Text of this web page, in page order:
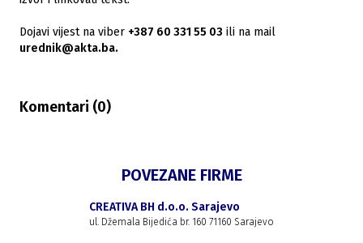
Dojavi vijest na viber +387 60 331 55 03 ili na mail
urednik@akta.ba.
Komentari (0)
POVEZANE FIRME
CREATIVA BH d.o.o. Sarajevo
ul. Džemala Bijedića br. 160 71160 Sarajevo